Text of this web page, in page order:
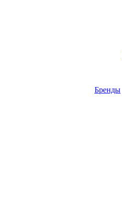
Бренды